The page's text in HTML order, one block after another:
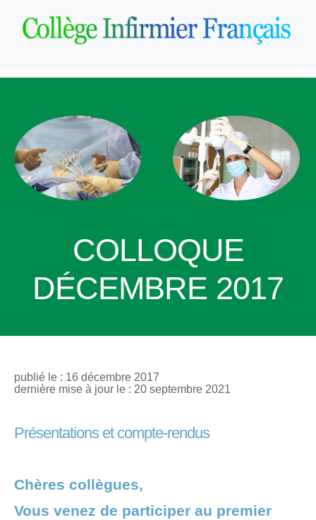
COLLOQUE
DÉCEMBRE 2017
publié le : 16 décembre 2017
dernière mise à jour le : 20 septembre 2021
Présentations et compte-rendus
Chères collègues,
Vous venez de participer au premier